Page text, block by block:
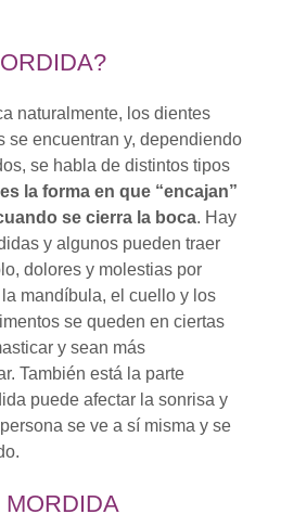
naturalmente, los dientes
se encuentran y, dependiendo
se habla de distintos tipos
es la forma en que “encajan”
se cierra la boca. Hay
y algunos pueden traer
dolores y molestias por
mandíbula, el cuello y los
se queden en ciertas
y sean más
También está la parte
puede afectar la sonrisa y
se ve a sí misma y se